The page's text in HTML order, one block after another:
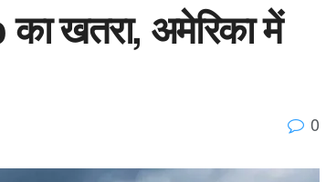
का खतरा, अमेरिका में
0